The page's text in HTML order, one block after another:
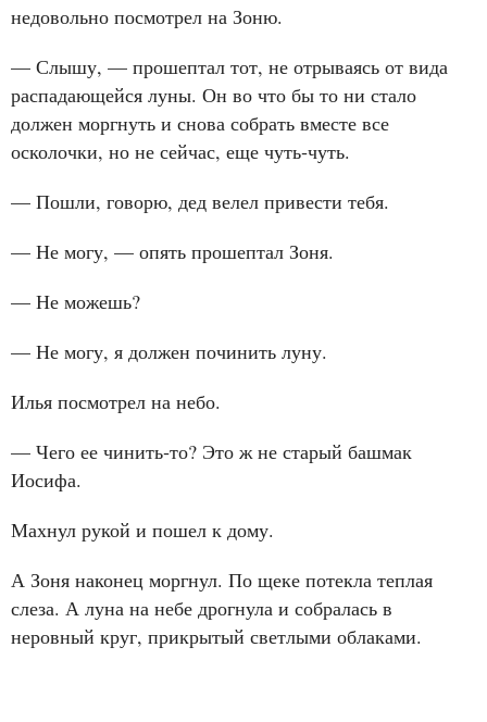
недовольно посмотрел на Зоню.
— Слышу, — прошептал тот, не отрываясь от вида
распадающейся луны. Он во что бы то ни стало
должен моргнуть и снова собрать вместе все
осколочки, но не сейчас, еще чуть‑чуть.
— Пошли, говорю, дед велел привести тебя.
— Не могу, — опять прошептал Зоня.
— Не можешь?
— Не могу, я должен починить луну.
Илья посмотрел на небо.
— Чего ее чинить‑то? Это ж не старый башмак
Иосифа.
Махнул рукой и пошел к дому.
А Зоня наконец моргнул. По щеке потекла теплая
слеза. А луна на небе дрогнула и собралась в
неровный круг, прикрытый светлыми облаками.